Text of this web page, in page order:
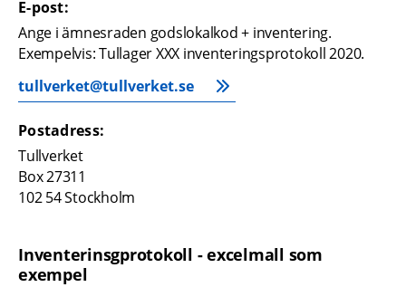
E-post:
Ange i ämnesraden godslokalkod + inventering.
Exempelvis: Tullager XXX inventeringsprotokoll 2020.
tullverket@tullverket.se
Postadress:
Tullverket
Box 27311
102 54 Stockholm
Inventerinsgprotokoll - excelmall som
exempel